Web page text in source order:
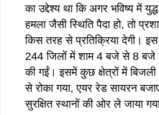
का उद्देश्य था कि अगर भविष्य में
हमला जैसी स्थिति पैदा हो, तो
किस तरह से प्रतिक्रिया देगी।
244 जिलों में शाम 4 बजे से 8 बजे
की गईं। इसमें कुछ क्षेत्रों में
से रोका गया, एयर रेड सायरन
सुरक्षित स्थानों की ओर ले जाया